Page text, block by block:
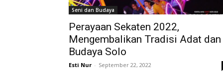
Seni dan Budaya
Perayaan Sekaten 2022,
Mengembalikan Tradisi Adat dan
Budaya Solo
Esti Nur - September 22, 2022